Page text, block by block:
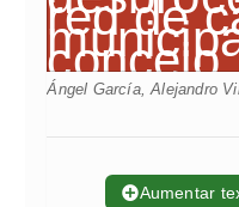
Ángel García, Alejandro
➕Aumentar